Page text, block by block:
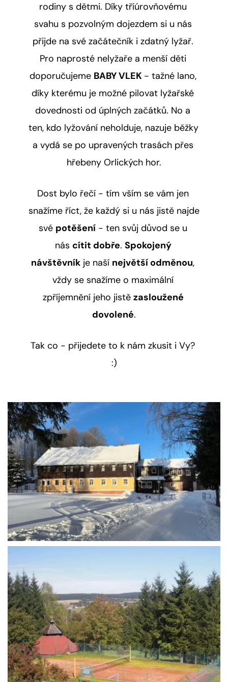
rodiny s dětmi. Díky tříúrovňovému
svahu s pozvolným dojezdem si u nás
přijde na své začátečník i zdatný lyžař.
Pro naprosté nelyžaře a menší děti
doporučujeme BABY VLEK - tažné lano,
díky kterému je možné pilovat lyžařské
dovednosti od úplných začátků. No a
ten, kdo lyžování neholduje, nazuje běžky
a vydá se po upravených trasách přes
hřebeny Orlických hor.
Dost bylo řečí - tím vším se vám jen
snažíme říct, že každý si u nás jistě najde
své potěšení - ten svůj důvod se u
nás cítit dobře. Spokojený
návštěvník je naší největší odměnou,
vždy se snažíme o maximální
zpříjemnění jeho jistě zasloužené
dovolené.
Tak co - přijedete to k nám zkusit i Vy?
:)